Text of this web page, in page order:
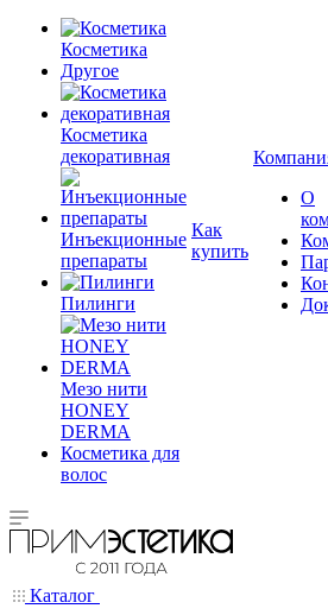
Косметика
Другое
Косметика
декоративная
Инъекционные
препараты
Пилинги
Мезо нити
HONEY
DERMA
Косметика для
волос
Как
купить
О
Каталог